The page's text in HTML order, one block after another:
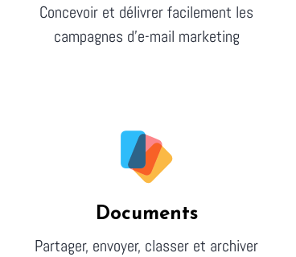
Concevoir et délivrer facilement les
campagnes d'e-mail marketing
Documents
Partager, envoyer, classer et archiver